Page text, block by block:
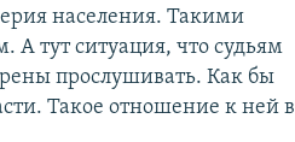
населения. Такими
тут ситуация, что судьям
прослушивать. Как бы
Такое отношение к ней в